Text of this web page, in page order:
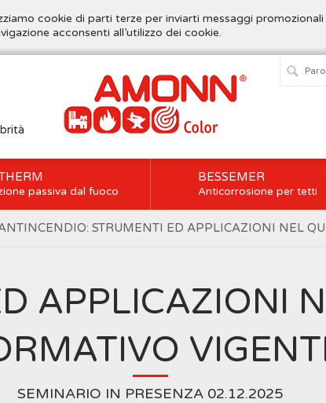
cookie di parti terze per inviarti messaggi
acconsenti all’utilizzo dei cookie.
passiva dal fuoco
BESSEMER
Anticorrosione per tetti
STRUMENTI ED APPLICAZIONI NEL
APPLICAZIONI
SEMINARIO IN PRESENZA 02.12.2025